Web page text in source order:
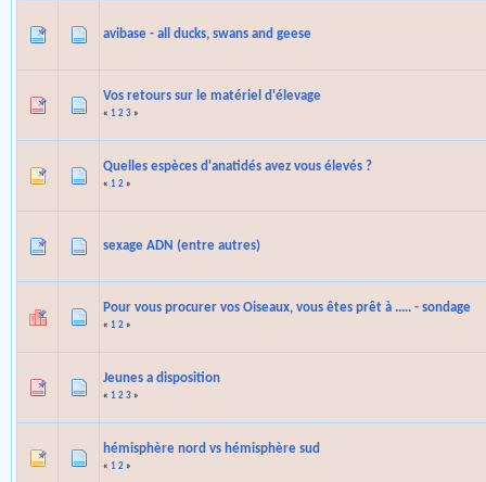
avibase - all ducks, swans and geese
Vos retours sur le matériel d'élevage
« 1 2 3 »
Quelles espèces d'anatidés avez vous élevés ?
« 1 2 »
sexage ADN (entre autres)
Pour vous procurer vos Oiseaux, vous êtes prêt à ..... - sondage
« 1 2 »
Jeunes a disposition
« 1 2 3 »
hémisphère nord vs hémisphère sud
« 1 2 »